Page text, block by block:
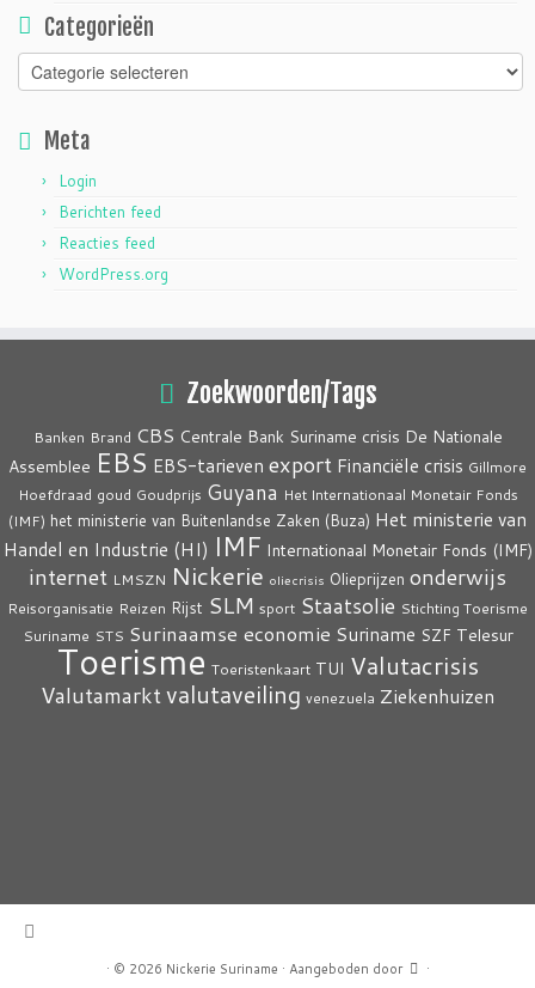
Categorieën
Categorieën
Meta
Login
Berichten feed
Reacties feed
WordPress.org
Zoekwoorden/Tags
Banken Brand CBS Centrale Bank Suriname crisis De Nationale
Assemblee EBS EBS-tarieven export Financiële crisis Gillmore
Hoefdraad goud Goudprijs Guyana Het Internationaal Monetair Fonds
(IMF) het ministerie van Buitenlandse Zaken (Buza) Het ministerie van
Handel en Industrie (HI) IMF Internationaal Monetair Fonds (IMF)
internet LMSZN Nickerie oliecrisis Olieprijzen onderwijs
Reisorganisatie Reizen Rijst SLM sport Staatsolie Stichting Toerisme
Suriname STS Surinaamse economie Suriname SZF Telesur
Toerisme Toeristenkaart TUI Valutacrisis
Valutamarktvalutaveiling venezuela Ziekenhuizen
· © 2026 Nickerie Suriname · Aangeboden door
·